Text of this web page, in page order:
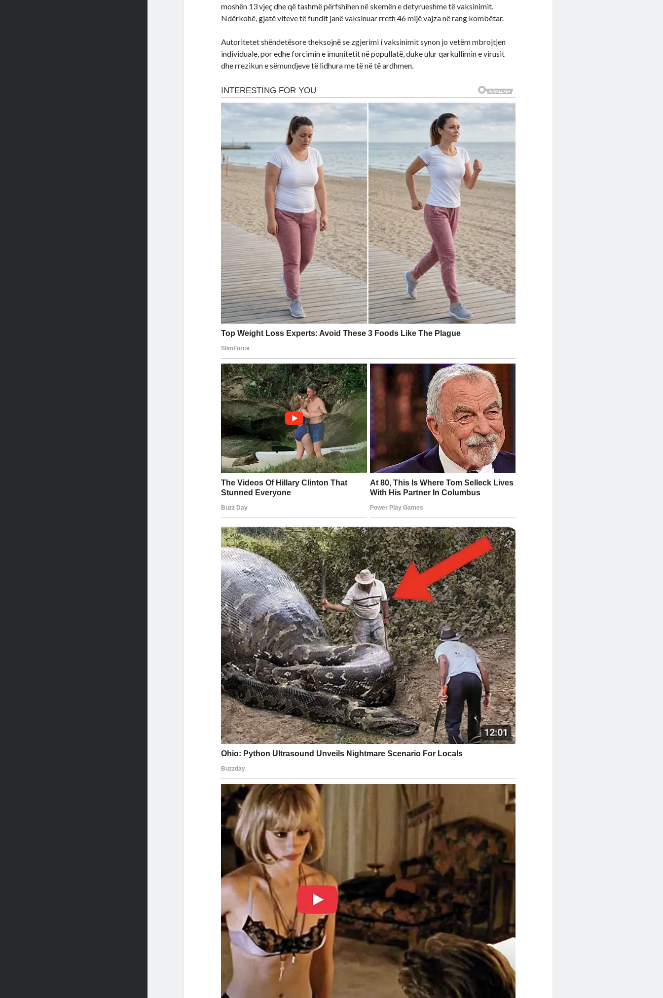
moshën 13 vjeç dhe që tashmë përfshihen në skemën e detyrueshme të vaksinimit.
Ndërkohë, gjatë viteve të fundit janë vaksinuar rreth 46 mijë vajza në rang kombëtar.
Autoritetet shëndetësore theksojnë se zgjerimi i vaksinimit synon jo vetëm mbrojtjen
individuale, por edhe forcimin e imunitetit në popullatë, duke ulur qarkullimin e virusit
dhe rrezikun e sëmundjeve të lidhura me të në të ardhmen.